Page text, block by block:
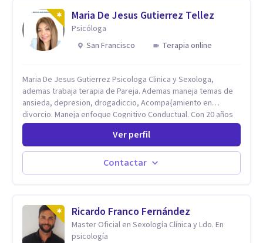
Maria De Jesus Gutierrez Tellez
Psicóloga
San Francisco
Terapia online
Maria De Jesus Gutierrez Psicologa Clinica y Sexologa,
ademas trabaja terapia de Pareja. Ademas maneja temas de
ansieda, depresion, drogadiccio, Acompa{amiento en
divorcio. Maneja enfoque Cognitivo Conductual. Con 20 años
de experiencia, constantemente capacitandose en las
diferntes areas de la Salud Mental.
Ver perfil
Contactar
Ricardo Franco Fernández
Master Oficial en Sexología Clínica y Ldo. En
psicología